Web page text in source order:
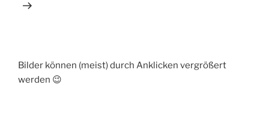
Bilder können (meist) durch Anklicken vergrößert
werden 😉